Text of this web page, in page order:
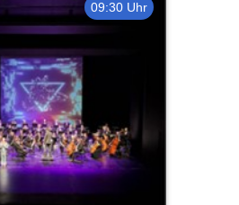
09:30 Uhr